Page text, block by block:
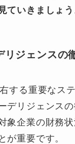
ていきましょう
リジェンスの
する重要なス
デリジェンス
象企業の財務
が重要です。